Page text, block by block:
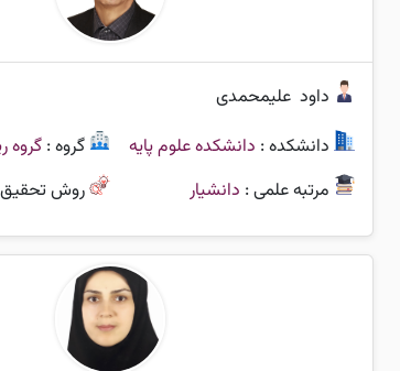
داود علیمحمدی
دانشکده : دانشکده علوم پایه گروه :گروه
مرتبه علمی : دانشیار روش